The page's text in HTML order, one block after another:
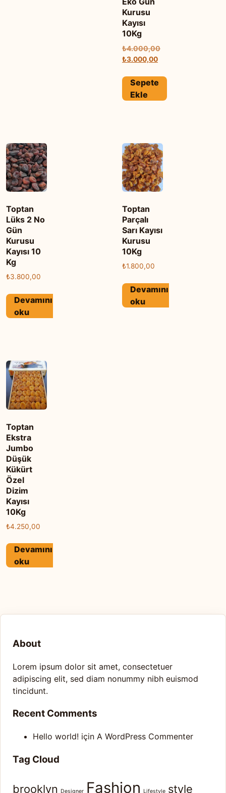
Kurusu
Kayısı
10Kg
₺4.000,00Orijinal
₺3.000,00Şu
fiyat:
Sepete
Ekle
Toptan
Lüks 2 No
Gün
Kurusu
Kayısı 10
Kg
₺3.800,00
Devamını
oku
Toptan
Parçalı
Sarı Kayısı
Kurusu
10Kg
₺1.800,00
Devamını
oku
Toptan
Ekstra
Jumbo
Düşük
Kükürt
Özel
Dizim
Kayısı
10Kg
₺4.250,00
Devamını
oku
About
Lorem ipsum dolor sit amet, consectetuer
adipiscing elit, sed diam nonummy nibh euismod
tincidunt.
Recent Comments
Hello world! için A WordPress Commenter
Tag Cloud
brooklyn Designer Fashion Lifestyle style